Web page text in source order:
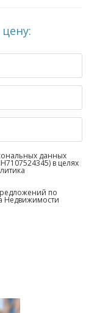
данных
в целях
по
Недвижимости